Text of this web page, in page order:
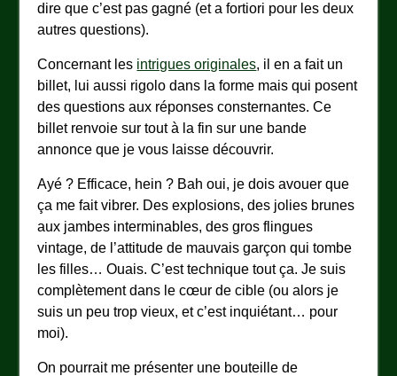
dire que c’est pas gagné (et a fortiori pour les deux
autres questions).
Concernant les intrigues originales, il en a fait un
billet, lui aussi rigolo dans la forme mais qui posent
des questions aux réponses consternantes. Ce
billet renvoie sur tout à la fin sur une bande
annonce que je vous laisse découvrir.
Ayé ? Efficace, hein ? Bah oui, je dois avouer que
ça me fait vibrer. Des explosions, des jolies brunes
aux jambes interminables, des gros flingues
vintage, de l’attitude de mauvais garçon qui tombe
les filles… Ouais. C’est technique tout ça. Je suis
complètement dans le cœur de cible (ou alors je
suis un peu trop vieux, et c’est inquiétant… pour
moi).
On pourrait me présenter une bouteille de